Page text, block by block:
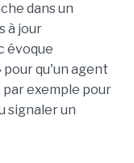
dans un
à jour
évoque
pour qu'un agent
exemple pour
signaler un